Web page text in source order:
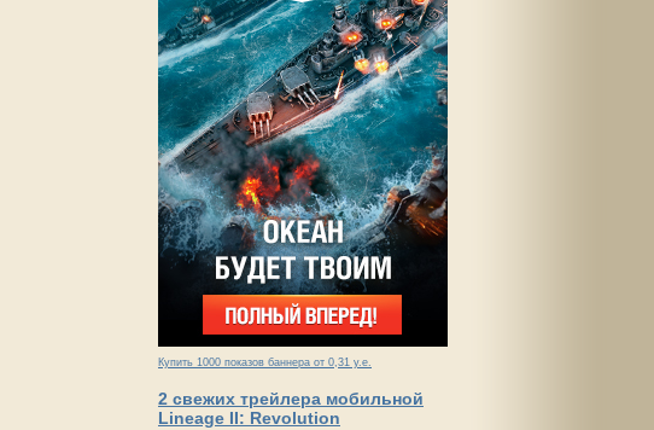
Купить 1000 показов баннера от 0,31 у.е.
2 свежих трейлера мобильной
Lineage II: Revolution